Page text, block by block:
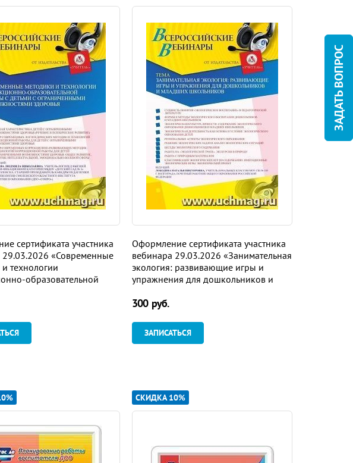
сертификата участника
29.03.2026 «Современные
технологии
образовательной
здоровья» (объем 2
Оформление сертификата участника
вебинара 29.03.2026 «Занимательная
экология: развивающие игры и
упражнения для дошкольников и
300 руб.
ЗАПИСАТЬСЯ
СКИДКА 10%
ЗАДАТЬ ВОПРОС